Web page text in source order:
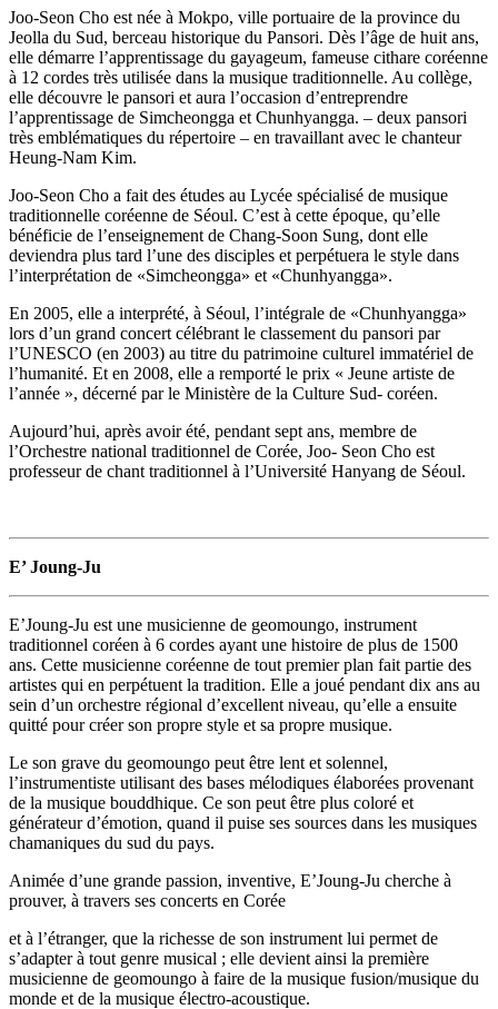
Joo-Seon Cho est née à Mokpo, ville portuaire de la province du
Jeolla du Sud, berceau historique du Pansori. Dès l’âge de huit ans,
elle démarre l’apprentissage du gayageum, fameuse cithare coréenne
à 12 cordes très utilisée dans la musique traditionnelle. Au collège,
elle découvre le pansori et aura l’occasion d’entreprendre
l’apprentissage de Simcheongga et Chunhyangga. – deux pansori
très emblématiques du répertoire – en travaillant avec le chanteur
Heung-Nam Kim.
Joo-Seon Cho a fait des études au Lycée spécialisé de musique
traditionnelle coréenne de Séoul. C’est à cette époque, qu’elle
bénéficie de l’enseignement de Chang-Soon Sung, dont elle
deviendra plus tard l’une des disciples et perpétuera le style dans
l’interprétation de «Simcheongga» et «Chunhyangga».
En 2005, elle a interprété, à Séoul, l’intégrale de «Chunhyangga»
lors d’un grand concert célébrant le classement du pansori par
l’UNESCO (en 2003) au titre du patrimoine culturel immatériel de
l’humanité. Et en 2008, elle a remporté le prix « Jeune artiste de
l’année », décerné par le Ministère de la Culture Sud- coréen.
Aujourd’hui, après avoir été, pendant sept ans, membre de
l’Orchestre national traditionnel de Corée, Joo- Seon Cho est
professeur de chant traditionnel à l’Université Hanyang de Séoul.
E’ Joung-Ju
E’Joung-Ju est une musicienne de geomoungo, instrument
traditionnel coréen à 6 cordes ayant une histoire de plus de 1500
ans. Cette musicienne coréenne de tout premier plan fait partie des
artistes qui en perpétuent la tradition. Elle a joué pendant dix ans au
sein d’un orchestre régional d’excellent niveau, qu’elle a ensuite
quitté pour créer son propre style et sa propre musique.
Le son grave du geomoungo peut être lent et solennel,
l’instrumentiste utilisant des bases mélodiques élaborées provenant
de la musique bouddhique. Ce son peut être plus coloré et
générateur d’émotion, quand il puise ses sources dans les musiques
chamaniques du sud du pays.
Animée d’une grande passion, inventive, E’Joung-Ju cherche à
prouver, à travers ses concerts en Corée
et à l’étranger, que la richesse de son instrument lui permet de
s’adapter à tout genre musical ; elle devient ainsi la première
musicienne de geomoungo à faire de la musique fusion/musique du
monde et de la musique électro-acoustique.